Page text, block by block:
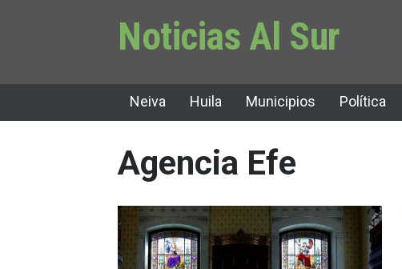
Noticias Al Sur
Neiva Huila Municipios Política
Agencia Efe